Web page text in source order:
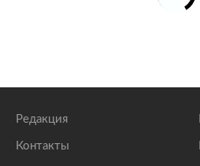
Редакция
Контакты